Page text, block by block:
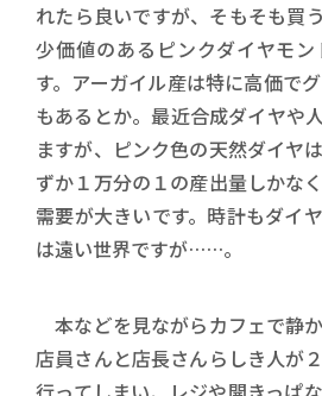
れたら良いですが、そもそも買
少価値のあるピンクダイヤモ
す。アーガイル産は特に高価で
もあるとか。最近合成ダイヤや
ますが、ピンク色の天然ダイヤ
ずか１万分の１の産出量しかな
需要が大きいです。時計もダイ
は遠い世界ですが……。
本などを見ながらカフェで静
店員さんと店長さんらしき人が